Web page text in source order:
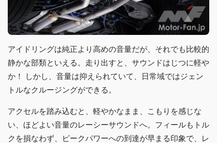
アイドリングは純正より高めの音量だが、それでも比較的
静かな部類といえる。走り出すと、サウンドはじつに軽や
か！ しかし、音量は抑えられていて、日常域ではジェン
トルなクルージングができる。
アクセルを踏み込むと、軽やかなまま、こもりを感じな
い、ほどよい音量のレーシーサウンドへ。フィールもトル
クを損なわず、ピークパワーへの到達が早まる印象で、レ